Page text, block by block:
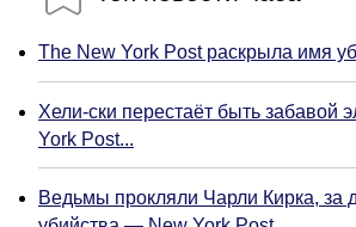
The New York Post раскрыла имя
Хели-ски перестаёт быть забавой
York Post...
Ведьмы прокляли Чарли Кирка, за